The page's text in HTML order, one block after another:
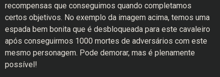
recompensas que conseguimos quando completamos
certos objetivos. No exemplo da imagem acima, temos uma
espada bem bonita que é desbloqueada para este cavaleiro
após conseguirmos 1000 mortes de adversários com este
mesmo personagem. Pode demorar, mas é plenamente
possível!